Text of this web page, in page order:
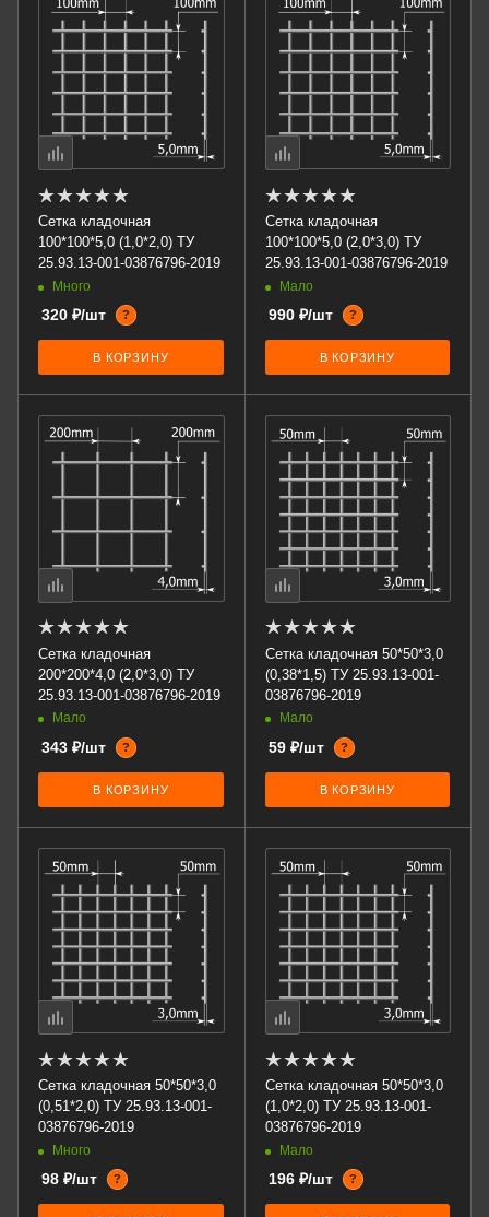
Сетка кладочная
100*100*5,0 (1,0*2,0) ТУ
25.93.13-001-03876796-2019
Много
320 ₽/шт ?
В КОРЗИНУ
Сетка кладочная
100*100*5,0 (2,0*3,0) ТУ
25.93.13-001-03876796-2019
Мало
990 ₽/шт ?
В КОРЗИНУ
Сетка кладочная
200*200*4,0 (2,0*3,0) ТУ
25.93.13-001-03876796-2019
Мало
343 ₽/шт ?
В КОРЗИНУ
Сетка кладочная 50*50*3,0
(0,38*1,5) ТУ 25.93.13-001-
03876796-2019
Мало
59 ₽/шт ?
В КОРЗИНУ
Сетка кладочная 50*50*3,0
(0,51*2,0) ТУ 25.93.13-001-
03876796-2019
Много
98 ₽/шт ?
Сетка кладочная 50*50*3,0
(1,0*2,0) ТУ 25.93.13-001-
03876796-2019
Мало
196 ₽/шт ?